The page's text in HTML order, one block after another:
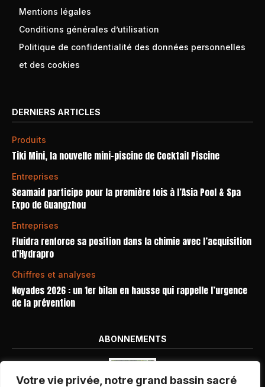
Votre vie privée, notre grand bassin sacré
Mentions légales
Conditions générales d’utilisation
Politique de confidentialité des données personnelles
et des cookies
DERNIERS ARTICLES
Produits
Tiki Mini, la nouvelle mini-piscine de Cocktail Piscine
Entreprises
Seamaid participe pour la première fois à l’Asia Pool & Spa
Expo de Guangzhou
Entreprises
Fluidra renforce sa position dans la chimie avec l’acquisition
d’Hydrapro
Chiffres et analyses
Noyades 2026 : un 1er bilan en hausse qui rappelle l’urgence
de la prévention
ABONNEMENTS